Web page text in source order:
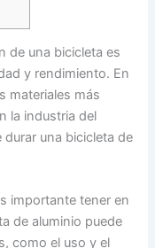
de una bicicleta es
y rendimiento. En
materiales más
la industria del
una bicicleta de
importante tener en
de aluminio puede
como el uso y el